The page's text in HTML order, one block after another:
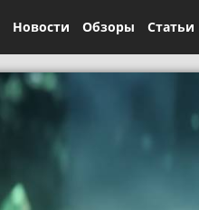
Новости Обзоры Статьи